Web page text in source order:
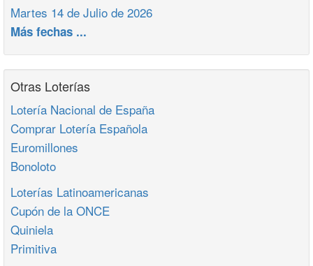
Martes 14 de Julio de 2026
Más fechas ...
Otras Loterías
Lotería Nacional de España
Comprar Lotería Española
Euromillones
Bonoloto
Loterías Latinoamericanas
Cupón de la ONCE
Quiniela
Primitiva